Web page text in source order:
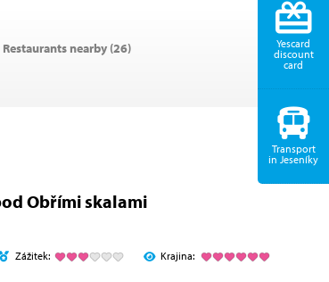
Restaurants nearby (26)
Obřími skalami
Zážitek: Krajina:
Yescard
discount
card
Transport
in Jeseníky